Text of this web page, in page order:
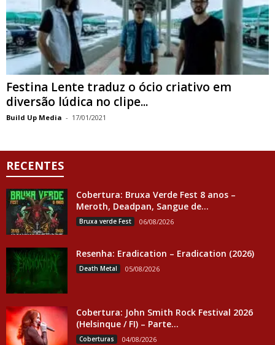
Festina Lente traduz o ócio criativo em
diversão lúdica no clipe...
Build Up Media - 17/01/2021
RECENTES
Cobertura: Bruxa Verde Fest 8 anos –
Meroth, Deadpan, Sangue de...
Bruxa verde Fest 06/08/2026
Resenha: Eradication – Eradication (2026)
Death Metal 05/08/2026
Cobertura: John Smith Rock Festival 2026
(Helsinque / FI) – Parte...
Coberturas 04/08/2026